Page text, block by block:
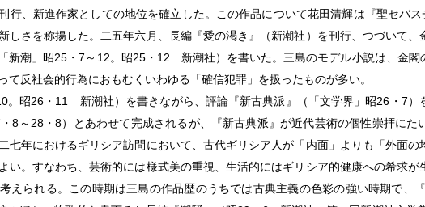
行、新進作家としての地位を確立した。この作品について花田清輝は『聖セバ
しさを称揚した。二五年六月、長編『愛の渇き』（新潮社）を刊行、つづいて
新潮」昭25・7～12。昭25・12 新潮社）を書いた。三島のモデル小説は、金閣
て反社会的行為におもむくいわゆる「確信犯罪」を扱ったものが多い。
。昭26・11 新潮社）を書きながら、評論『新古典派』（「文学界」昭26・7）
8～28・8）とあわせて完成されるが、『新古典派』が近代芸術の個性崇拝にた
七年におけるギリシア訪問において、古代ギリシア人が「内面」よりも「外面
い。すなわち、芸術的には様式美の重視、生活的にはギリシア的健康への希求
えられる。この時期は三島の作品歴のうちでは古典主義の色彩の強い時期で、